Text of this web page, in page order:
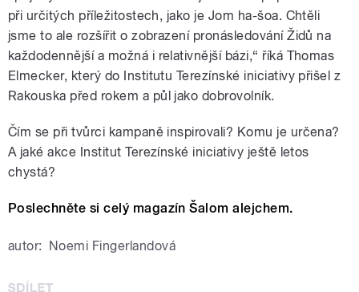
při určitých příležitostech, jako je Jom ha-šoa. Chtěli
jsme to ale rozšířit o zobrazení pronásledování Židů na
každodennější a možná i relativnější bázi,“ říká Thomas
Elmecker, který do Institutu Terezínské iniciativy přišel z
Rakouska před rokem a půl jako dobrovolník.
Čím se při tvůrci kampaně inspirovali? Komu je určena?
A jaké akce Institut Terezínské iniciativy ještě letos
chystá?
Poslechněte si celý magazín Šalom alejchem.
autor: Noemi Fingerlandová